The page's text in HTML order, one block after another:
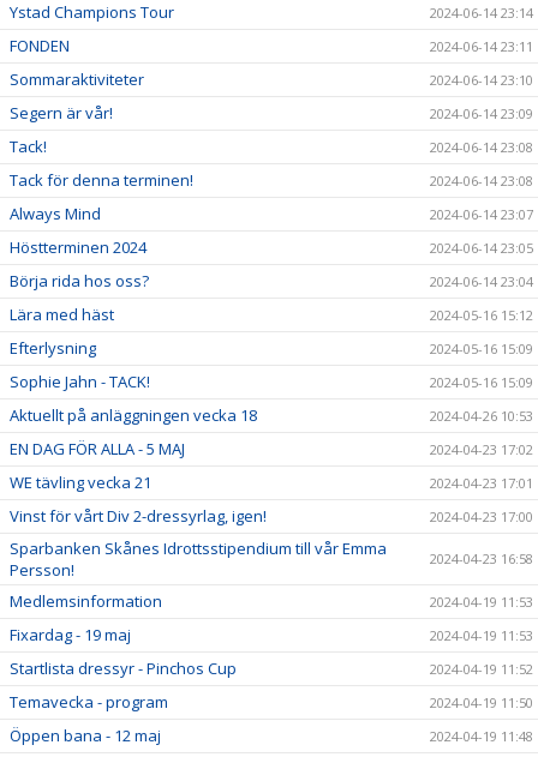
Ystad Champions Tour 2024-06-14 23:14
FONDEN 2024-06-14 23:11
Sommaraktiviteter 2024-06-14 23:10
Segern är vår! 2024-06-14 23:09
Tack! 2024-06-14 23:08
Tack för denna terminen! 2024-06-14 23:08
Always Mind 2024-06-14 23:07
Höstterminen 2024 2024-06-14 23:05
Börja rida hos oss? 2024-06-14 23:04
Lära med häst 2024-05-16 15:12
Efterlysning 2024-05-16 15:09
Sophie Jahn - TACK! 2024-05-16 15:09
Aktuellt på anläggningen vecka 18 2024-04-26 10:53
EN DAG FÖR ALLA - 5 MAJ 2024-04-23 17:02
WE tävling vecka 21 2024-04-23 17:01
Vinst för vårt Div 2-dressyrlag, igen! 2024-04-23 17:00
Sparbanken Skånes Idrottsstipendium till vår Emma
Persson!
2024-04-23 16:58
Medlemsinformation 2024-04-19 11:53
Fixardag - 19 maj 2024-04-19 11:53
Startlista dressyr - Pinchos Cup 2024-04-19 11:52
Temavecka - program 2024-04-19 11:50
Öppen bana - 12 maj 2024-04-19 11:48